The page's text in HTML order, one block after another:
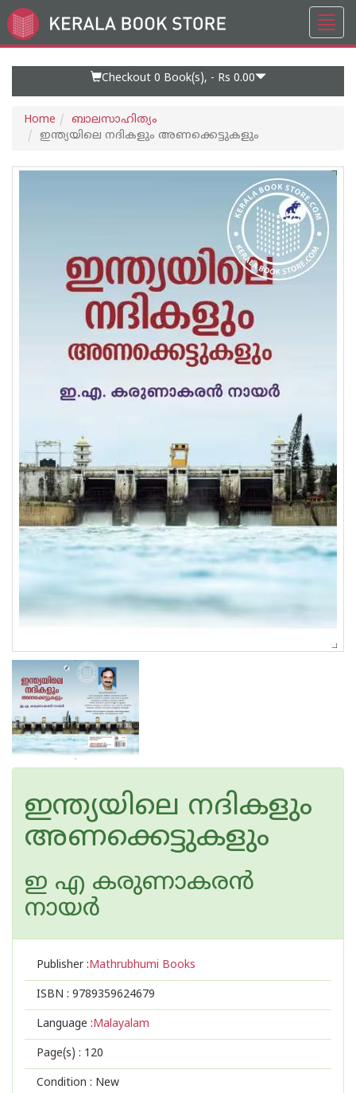
Go
to
Checkout 0 Book(s), - Rs 0.00
Home
ബാലസാഹിത്യം
ഇന്ത്യയിലെ നദികളും അണക്കെട്ടുകളും
ഇന്ത്യയിലെ നദികളും
അണക്കെട്ടുകളും
ഇ എ കരുണാകര‌ന്‍
നായര്‍
Publisher :Mathrubhumi Books
ISBN : 9789359624679
Language :Malayalam
Page(s) : 120
Condition : New